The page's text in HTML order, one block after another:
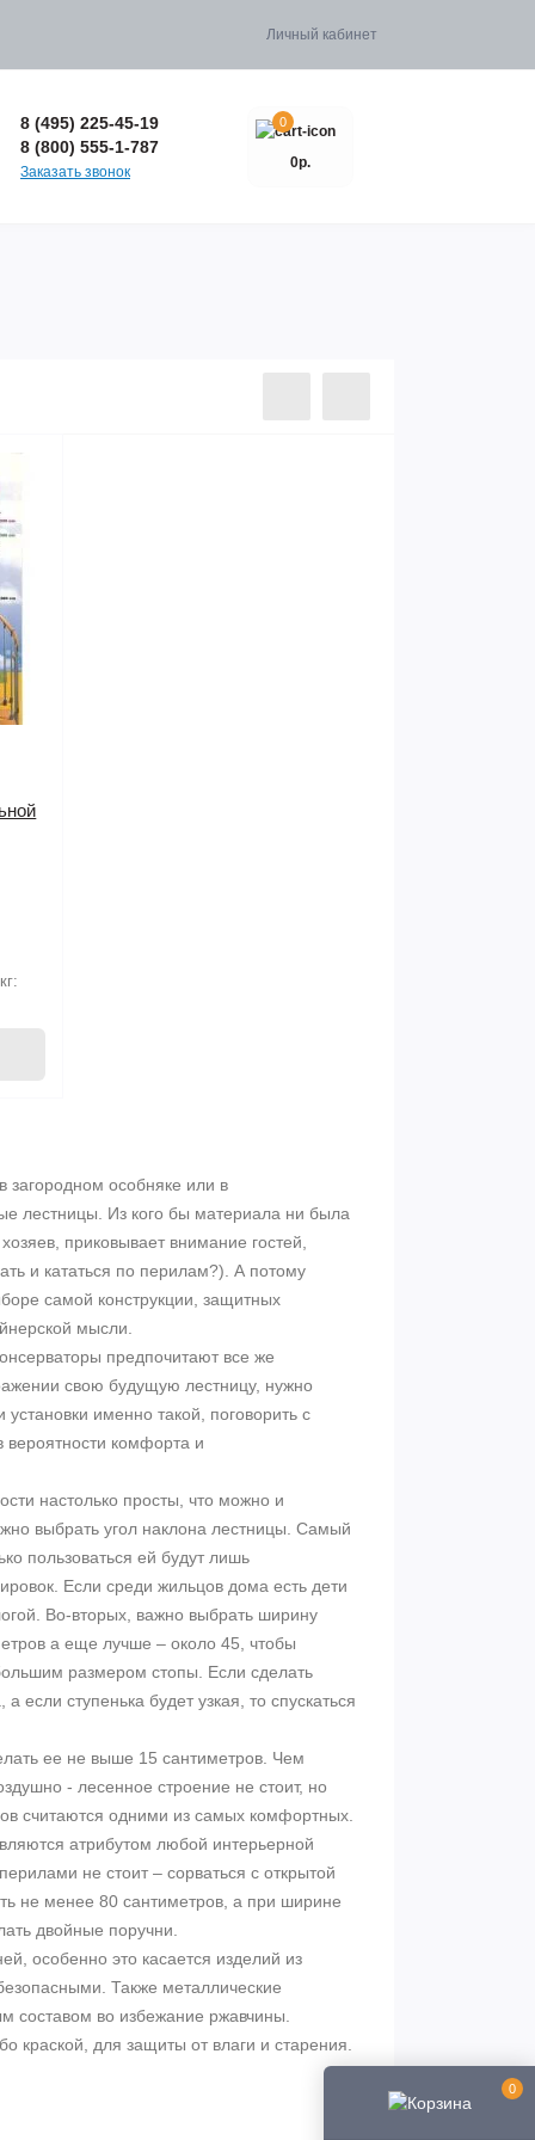
0
Личный кабинет
8 (495) 225-45-19
8 (800) 555-1-787
Заказать звонок
0
0р.
загородном особняке или в
лестницы. Из кого бы материала ни была
приковывает внимание гостей,
и кататься по перилам?). А потому
самой конструкции, защитных
мысли.
предпочитают все же
свою будущую лестницу, нужно
именно такой, поговорить с
вероятности комфорта и
настолько просты, что можно и
выбрать угол наклона лестницы. Самый
пользоваться ей будут лишь
Если среди жильцов дома есть дети
Во-вторых, важно выбрать ширину
а еще лучше – около 45, чтобы
размером стопы. Если сделать
если ступенька будет узкая, то спускаться
ее не выше 15 сантиметров. Чем
- лесенное строение не стоит, но
считаются одними из самых комфортных.
атрибутом любой интерьерной
не стоит – сорваться с открытой
не менее 80 сантиметров, а при ширине
двойные поручни.
особенно это касается изделий из
Также металлические
составом во избежание ржавчины.
краской, для защиты от влаги и старения.